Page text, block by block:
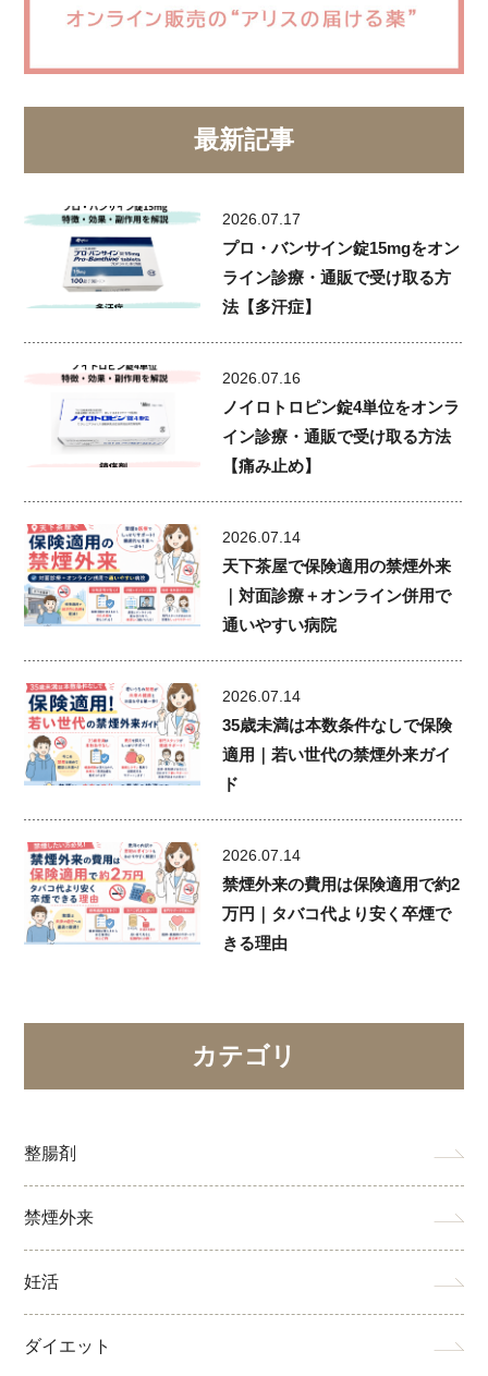
最新記事
2026.07.17
プロ・バンサイン錠15mgをオン
ライン診療・通販で受け取る方
法【多汗症】
2026.07.16
ノイロトロピン錠4単位をオンラ
イン診療・通販で受け取る方法
【痛み止め】
2026.07.14
天下茶屋で保険適用の禁煙外来
｜対面診療＋オンライン併用で
通いやすい病院
2026.07.14
35歳未満は本数条件なしで保険
適用｜若い世代の禁煙外来ガイ
ド
2026.07.14
禁煙外来の費用は保険適用で約2
万円｜タバコ代より安く卒煙で
きる理由
カテゴリ
整腸剤
禁煙外来
妊活
ダイエット